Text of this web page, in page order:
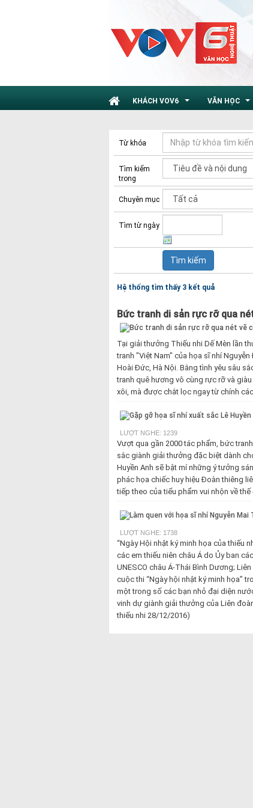
KHÁCH VOV6 VĂN HỌC
Từ khóa
Tìm kiếm
trong
Chuyên mục
Tìm từ ngày
Hệ thống tìm thấy 3 kết quả
Bức tranh di sản rực rỡ qua
Tại giải thưởng Thiếu nhi Dế Mèn lần
tranh "Việt Nam" của họa sĩ nhí
Hoài Đức, Hà Nội. Bằng tình yêu sâu
tranh quê hương vô cùng rực rỡ và
xôi, mà được chắt lọc ngay từ chính
LƯỢT NGHE: 1239
Vượt qua gần 2000 tác phẩm, bức
sắc giành giải thưởng đặc biệt dành
Huyền Anh sẽ bật mí những ý tưởng
phác họa chiếc huy hiệu Đoàn thiêng
tiếp theo của tiểu phẩm vui nhộn về
LƯỢT NGHE: 1738
“Ngày Hội nhật ký minh họa của thiếu
các em thiếu niên châu Á do Ủy ban
UNESCO châu Á-Thái Bình Dương;
cuộc thi “Ngày hội nhật ký minh họa”
một trong số các bạn nhỏ đại diện
vinh dự giành giải thưởng của Liên
thiếu nhi 28/12/2016)